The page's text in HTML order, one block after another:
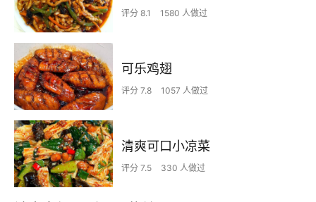
评分 8.1 1580 人做过
可乐鸡翅
评分 7.8 1057 人做过
清爽可口小凉菜
评分 7.5 330 人做过